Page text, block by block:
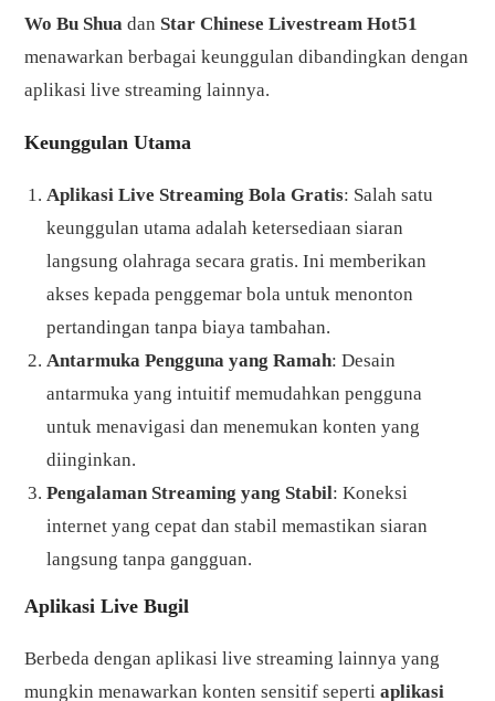
Wo Bu Shua dan Star Chinese Livestream Hot51
menawarkan berbagai keunggulan dibandingkan dengan
aplikasi live streaming lainnya.
Keunggulan Utama
Aplikasi Live Streaming Bola Gratis: Salah satu
keunggulan utama adalah ketersediaan siaran
langsung olahraga secara gratis. Ini memberikan
akses kepada penggemar bola untuk menonton
pertandingan tanpa biaya tambahan.
Antarmuka Pengguna yang Ramah: Desain
antarmuka yang intuitif memudahkan pengguna
untuk menavigasi dan menemukan konten yang
diinginkan.
Pengalaman Streaming yang Stabil: Koneksi
internet yang cepat dan stabil memastikan siaran
langsung tanpa gangguan.
Aplikasi Live Bugil
Berbeda dengan aplikasi live streaming lainnya yang
mungkin menawarkan konten sensitif sepertiaplikasi